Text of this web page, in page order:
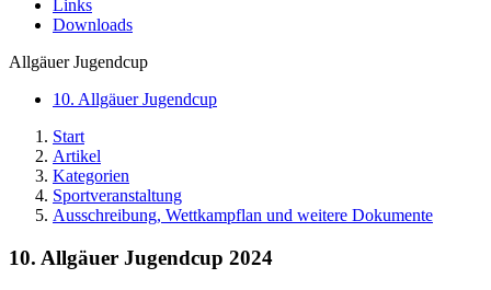
Links
Downloads
Allgäuer Jugendcup
10. Allgäuer Jugendcup
Start
Artikel
Kategorien
Sportveranstaltung
Ausschreibung, Wettkampflan und weitere Dokumente
10. Allgäuer Jugendcup 2024